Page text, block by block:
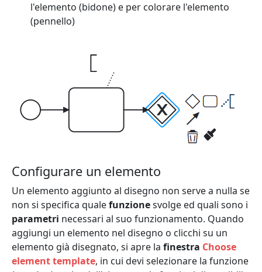
l'elemento (bidone) e per colorare l'elemento
(pennello)
Configurare un elemento
Un elemento aggiunto al disegno non serve a nulla se
non si specifica qualefunzionesvolge ed quali sono i
parametri necessari al suo funzionamento. Quando
aggiungi un elemento nel disegno o clicchi su un
elemento già disegnato, si apre la finestra Choose
element template, in cui devi selezionare la funzione